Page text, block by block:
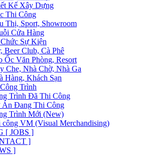
Kế Xây Dựng
Thi Công
Thị, Sport, Showroom
Cửa Hàng
Sự Kiện
Beer Club, Cà Phê
Ốc Văn Phòng, Resort
Che, Nhà Chờ, Nhà Ga
Hàng, Khách Sạn
Trình
Trình Đã Thi Công
Án Đang Thi Công
Trình Mới (New)
công VM (Visual Merchandising)
[ JOBS ]
]
]